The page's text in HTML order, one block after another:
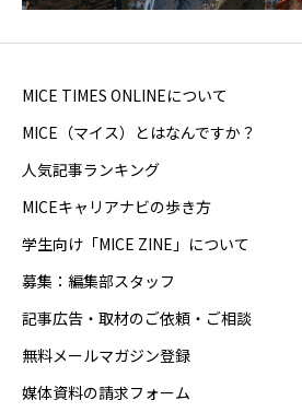
MICE TIMES ONLINEについて
MICE（マイス）とはなんですか？
人気記事ランキング
MICEキャリアナビの歩き方
学生向け「MICE ZINE」について
募集：編集部スタッフ
記事広告・取材のご依頼・ご相談
無料メールマガジン登録
媒体資料の請求フォーム